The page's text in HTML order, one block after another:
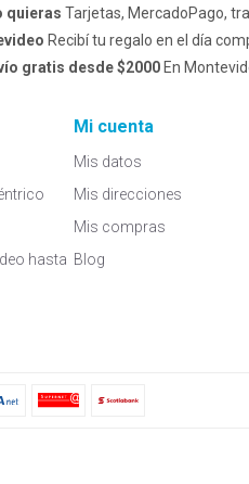
quieras Tarjetas, MercadoPago,
Recibí tu regalo en el día
gratis desde $2000En
hasta
Mi cuenta
Mis datos
Mis direcciones
Mis compras
Blog